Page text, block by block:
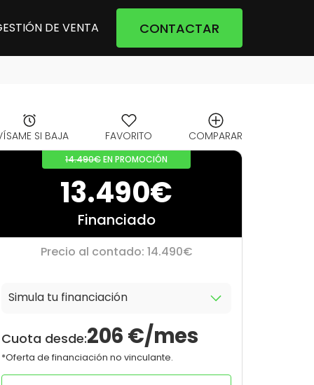
DE VENTA CONTACTAR
SI BAJA FAVORITO COMPARAR
14.490€EN PROMOCIÓN
13.490€
Financiado
Precio al contado: 14.490€
Simula tu financiación
Cuota desde:206 €/mes
*Oferta de financiación no vinculante.